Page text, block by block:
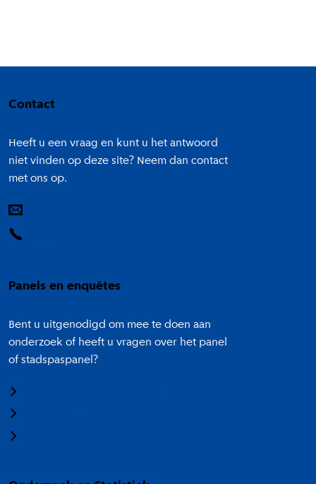
Contact
Heeft u een vraag en kunt u het antwoord
niet vinden op deze site? Neem dan contact
met ons op.
Panels en enquêtes
Bent u uitgenodigd om mee te doen aan
onderzoek of heeft u vragen over het panel
of stadspaspanel?